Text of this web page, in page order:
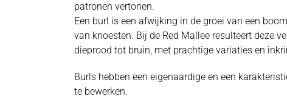
patronen vertonen.
Een burl is een afwijking in de groei van een
van knoesten. Bij de Red Mallee resulteert deze
dieprood tot bruin, met prachtige variaties en
Burls hebben een eigenaardige en een
te bewerken.